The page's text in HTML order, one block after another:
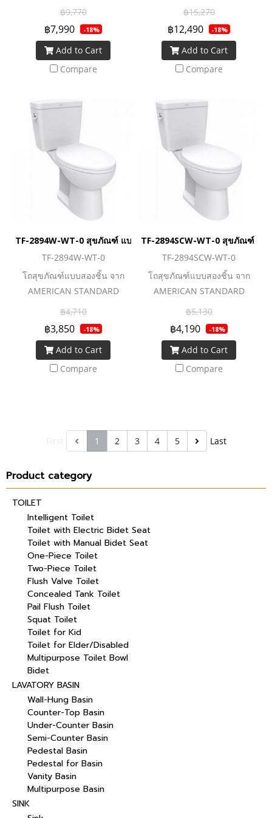
นวัตกรรมยุคใหม่ที่ยกระดับโถ
สุขภัณฑ์ให้ทำงานได้อย่างทัน
สมัย ผ่านการเคลือบสารยับยั้ง
แบคทีเรียที่ผสานอยู่ในเนื้อ
สุขภัณฑ์ เพื่อสุขอนามัยที่ดีของ
น้ำมากยิ่งขึ้นด้วยระบบ Dual
Flush ที่สามารถเลือกใช้น้ำตา
มธุระหนักเบาได้ตรงใจคุณ ตอบ
โจทย์ Lifestyle คนรุ่นใหม่ ชื่น
ชอบเทคโนโลยีและความ
สะดวกสบาย
฿9,770
฿7,990 -18%
Add to Cart
Compare
นวัตกรรมยุคใหม่ที่ยกระดับโถ
สุขภัณฑ์ให้ทำงานได้อย่างทัน
สมัย ผ่านการเคลือบสารยับยั้ง
แบคทีเรียที่ผสานอยู่ในเนื้อ
สุขภัณฑ์ เพื่อสุขอนามัยที่ดีของ
น้ำมากยิ่งขึ้นด้วยระบบ Dual
Flush ที่สามารถเลือกใช้น้ำตา
มธุระหนักเบาได้ตรงใจคุณ ตอบ
โจทย์ Lifestyle คนรุ่นใหม่ ชื่น
ชอบเทคโนโลยีและความ
สะดวกสบาย
฿15,270
฿12,490 -18%
Add to Cart
Compare
TF-2894W-WT-0 สุขภัณฑ์ แบบสองชิ้น 4.5 ลิตร รุ่น HALO
TF-2894W-WT-0
โถสุขภัณฑ์แบบสองชิ้น จาก
AMERICAN STANDARD
นวัตกรรมยุคใหม่ที่ยกระดับโถ
สุขภัณฑ์ให้ทำงานได้อย่างทัน
สมัย ผ่านการเคลือบสารยับยั้ง
แบคทีเรียที่ผสานอยู่ในเนื้อ
สุขภัณฑ์ เพื่อสุขอนามัยที่ดีของ
ออกแบบมาให้รองรับกับสรีระ
ของผู้ใช้งานอย่างดี นั่งสบาย มี
คุณได้สัมผัสการชำระล้างที่มี
ประสิทธิภาพสูงสุด
฿4,710
฿3,850 -18%
Add to Cart
Compare
TF-2894SCW-WT-0 สุขภัณฑ์ แบ
TF-2894SCW-WT-0
โถสุขภัณฑ์แบบสองชิ้น จาก
AMERICAN STANDARD
นวัตกรรมยุคใหม่ที่ยกระดับโถ
สุขภัณฑ์ให้ทำงานได้อย่างทัน
สมัย ผ่านการเคลือบสารยับยั้ง
แบคทีเรียที่ผสานอยู่ในเนื้อ
สุขภัณฑ์ เพื่อสุขอนามัยที่ดีของ
ออกแบบมาให้รองรับกับสรีระ
ของผู้ใช้งานอย่างดี นั่งสบาย มี
ประสิทธิภาพสูงสุด
฿5,130
฿4,190 -18%
Add to Cart
Compare
1 2 3 4 5 Last
Product category
TOILET
Intelligent Toilet
Toilet with Electric Bidet Seat
Toilet with Manual Bidet Seat
One-Piece Toilet
Two-Piece Toilet
Flush Valve Toilet
Concealed Tank Toilet
Pail Flush Toilet
Squat Toilet
Toilet for Kid
Toilet for Elder/Disabled
Multipurpose Toilet Bowl
Bidet
LAVATORY BASIN
Wall-Hung Basin
Counter-Top Basin
Under-Counter Basin
Semi-Counter Basin
Pedestal Basin
Pedestal for Basin
Vanity Basin
Multipurpose Basin
SINK